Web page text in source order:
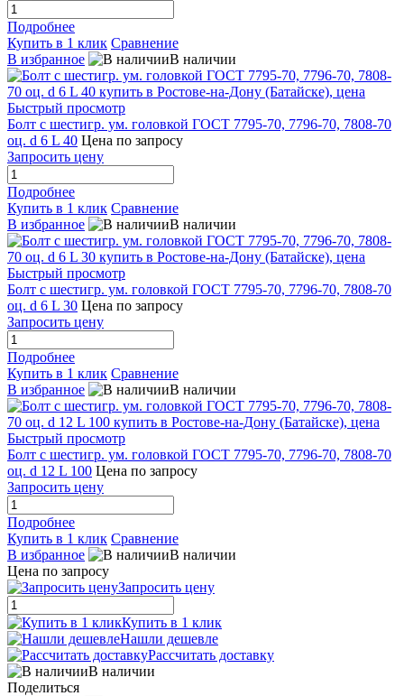
Подробнее
Купить в 1 клик Сравнение
В избранное
В наличии
Быстрый просмотр
Болт с шестигр. ум. головкой ГОСТ 7795-70, 7796-70, 7808-70
оц. d 6 L 40 Цена по запросу
Запросить цену
Подробнее
Купить в 1 клик Сравнение
В избранное
В наличии
Быстрый просмотр
Болт с шестигр. ум. головкой ГОСТ 7795-70, 7796-70, 7808-70
оц. d 6 L 30 Цена по запросу
Запросить цену
Подробнее
Купить в 1 клик Сравнение
В избранное
В наличии
Быстрый просмотр
Болт с шестигр. ум. головкой ГОСТ 7795-70, 7796-70, 7808-70
оц. d 12 L 100 Цена по запросу
Запросить цену
Подробнее
Купить в 1 клик Сравнение
В избранное
В наличии
Цена по запросу
Запросить цену
Купить в 1 клик
Нашли дешевле
Рассчитать доставку
В наличии
Поделиться